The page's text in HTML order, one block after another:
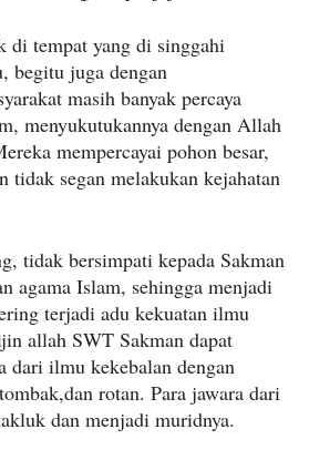
di tempat yang di singgahi
begitu juga dengan
masih banyak percaya
menyukutukannya dengan Allah
mempercayai pohon besar,
tidak segan melakukan kejahatan
tidak bersimpati kepada Sakman
agama Islam, sehingga menjadi
terjadi adu kekuatan ilmu
allah SWT Sakman dapat
dari ilmu kekebalan dengan
rotan. Para jawara dari
dan menjadi muridnya.